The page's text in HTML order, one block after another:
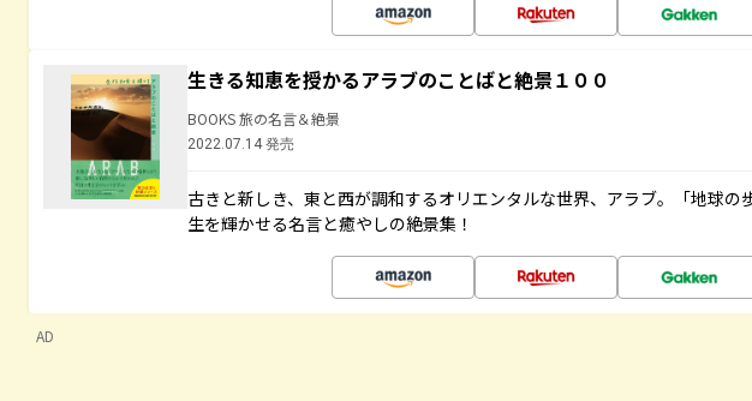
生きる知恵を授かるアラブのことばと絶景１００
BOOKS 旅の名言＆絶景
2022.07.14 発売
古きと新しき、東と西が調和するオリエンタルな世界、アラブ。「地球の
生を輝かせる名言と癒やしの絶景集！
AD